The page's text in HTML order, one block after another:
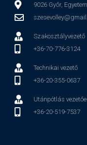
9026 Győr,
Szakosztályvezető
+36-70-776-3124
Technikai vezető
+36-20-355-0637
Utánpótlás
+36-20-519-7537